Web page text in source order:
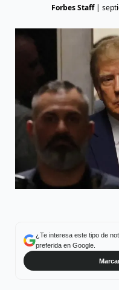
Forbes Staff|
¿Te interesa este tipo de
preferida en Google.